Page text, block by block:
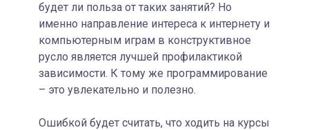
будет ли польза от таких занятий? Но
именно направление интереса к интернету и
компьютерным играм в конструктивное
русло является лучшей профилактикой
зависимости. К тому же программирование
– это увлекательно и полезно.
Ошибкой будет считать, что ходить на курсы